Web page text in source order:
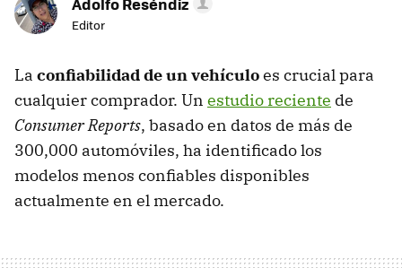
Editor
La confiabilidad de un vehículoes crucial para
cualquier comprador. Un estudio reciente de
Consumer Reports, basado en datos de más de
300,000 automóviles, ha identificado los
modelos menos confiables disponibles
actualmente en el mercado.